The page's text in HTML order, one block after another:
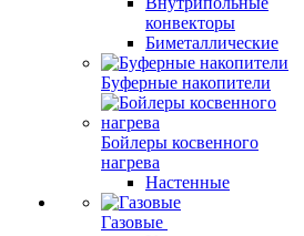
конвекторы
Биметаллические
Буферные накопители
Бойлеры косвенного
нагрева
Настенные
Газовые